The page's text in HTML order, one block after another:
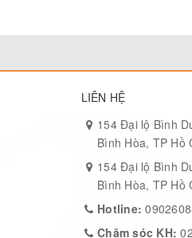
Nhận đặt hàng
Thông tin kỹ thuật:
Mã: 1260.3.11029
Kích thước: Dài
Vật liệu: Thép
Màu sắc: Đồng giả
LIÊN HỆ
154 Đại lộ Bình
Bình Hòa, TP Hồ
154 Đại lộ Bình
Bình Hòa, TP Hồ
Hotline:
Chăm sóc KH: